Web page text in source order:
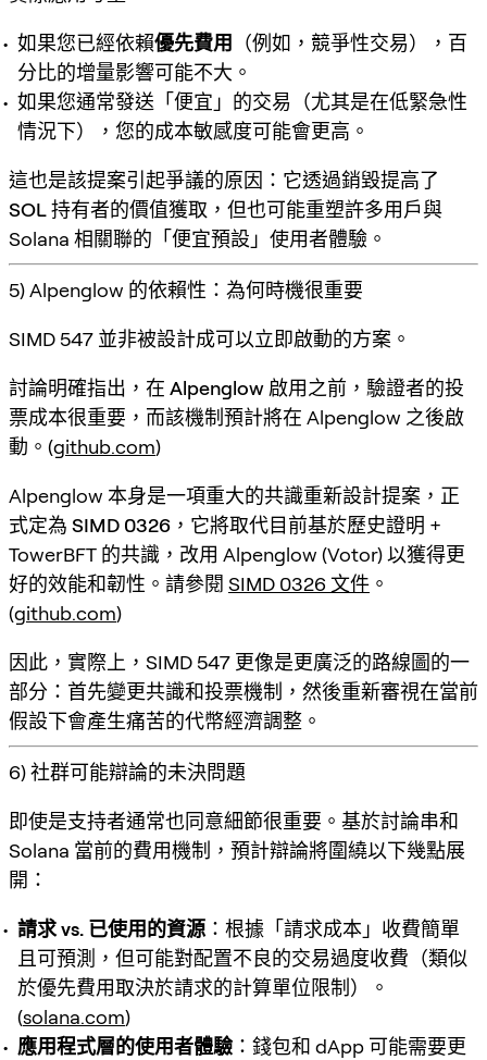
如果您已經依賴優先費用
（例如，競爭性交易），百
分比的增量影響可能不大。
如果您通常發送「便宜」的交易（尤其是在低緊急性
情況下），您的成本敏感度可能會更高。
這也是該提案引起爭議的原因：它透過銷毀提高了
SOL 持有者的價值獲取 ，但也可能重塑許多用戶與
Solana 相關聯的「便宜預設」使用者體驗。
5) Alpenglow 的依賴性：為何時機很重要
SIMD 547 並非被設計成可以立即啟動的方案。
討論明確指出， 在 Alpenglow 啟用之前，驗證者的投
票成本很重要 ，而該機制預計將在 Alpenglow 之後啟
動。(github.com)
Alpenglow 本身是一項重大的共識重新設計提案，正
式定為 SIMD 0326 ，它將取代目前基於歷史證明 +
TowerBFT 的共識，改用 Alpenglow (Votor) 以獲得更
好的效能和韌性。請參閱 SIMD 0326 文件 。
(github.com)
因此，實際上，SIMD 547 更像是更廣泛的路線圖的一
部分： 首先變更共識和投票機制，然後重新審視在當前
假設下會產生痛苦的代幣經濟調整。
6) 社群可能辯論的未決問題
即使是支持者通常也同意細節很重要。基於討論串和
Solana 當前的費用機制，預計辯論將圍繞以下幾點展
開：
請求 vs. 已使用的資源 ：根據「請求成本」收費簡單
且可預測，但可能對配置不良的交易過度收費（類似
於優先費用取決於請求的計算單位限制）。
(solana.com)
應用程式層的使用者體驗：錢包和 dApp 可能需要更